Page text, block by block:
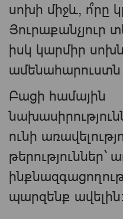
սոխի միջև, ո՞րը
Յուրաքանչյուր
իսկ կարմիր
ամենահարուստն
Բացի համային
ունի
թերություններ`
պարզենք ավելին: